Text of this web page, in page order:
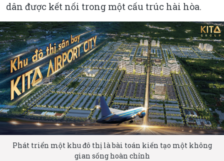
dân được kết nối trong một cấu trúc hài hòa.
Phát triển một khu đô thị là bài toán kiến tạo một không
gian sống hoàn chỉnh